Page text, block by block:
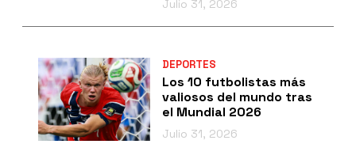
Julio 31, 2026
DEPORTES
Los 10 futbolistas más
valiosos del mundo tras
el Mundial 2026
Julio 31, 2026